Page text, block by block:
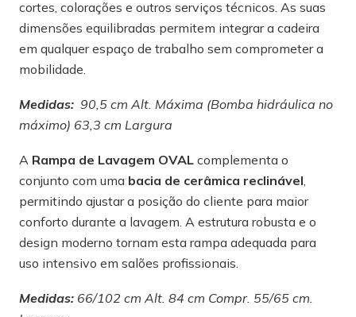
cortes, colorações e outros serviços técnicos. As suas
dimensões equilibradas permitem integrar a cadeira
em qualquer espaço de trabalho sem comprometer a
mobilidade.
Medidas: 90,5 cm Alt. Máxima (Bomba hidráulica no
máximo) 63,3 cm Largura
A Rampa de Lavagem OVAL complementa o
conjunto com uma bacia de cerâmica reclinável,
permitindo ajustar a posição do cliente para maior
conforto durante a lavagem. A estrutura robusta e o
design moderno tornam esta rampa adequada para
uso intensivo em salões profissionais.
Medidas: 66/102 cm Alt. 84 cm Compr. 55/65 cm.